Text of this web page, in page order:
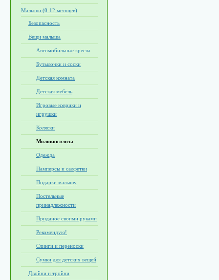
Малыши (0-12 месяцев)
Безопасность
Вещи малыша
Автомобильные кресла
Бутылочки и соски
Детская комната
Детская мебель
Игровые коврики и
игрушки
Коляски
Молокоотсосы
Одежда
Памперсы и салфетки
Подарки малышу
Постельные
принадлежности
Приданое своими руками
Рекомендую!
Слинги и переноски
Сумки для детских вещей
Двойни и тройни